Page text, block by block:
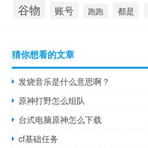
谷物 账号 跑跑 都是
猜你想看的文章
发烧音乐是什么意思啊？
原神打野怎么组队
台式电脑原神怎么下载
cf基础任务